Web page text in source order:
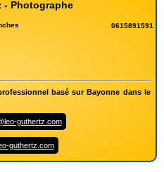
- Photographe
0615891591
basé sur Bayonne dans le
guthertz.com
guthertz.com